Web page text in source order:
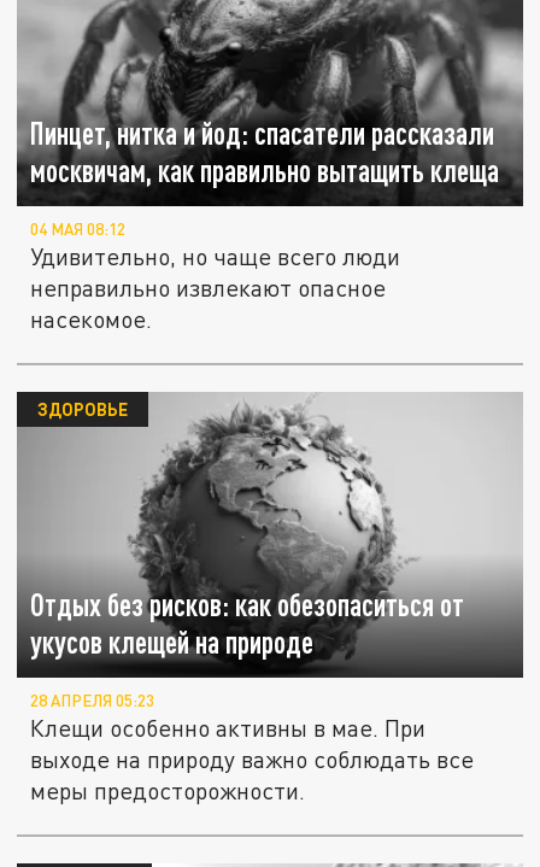
Пинцет, нитка и йод: спасатели рассказали
москвичам, как правильно вытащить клеща
04 МАЯ 08:12
Удивительно, но чаще всего люди
неправильно извлекают опасное
насекомое.
Отдых без рисков: как обезопаситься от
укусов клещей на природе
ЗДОРОВЬЕ
28 АПРЕЛЯ 05:23
Клещи особенно активны в мае. При
выходе на природу важно соблюдать все
меры предосторожности.